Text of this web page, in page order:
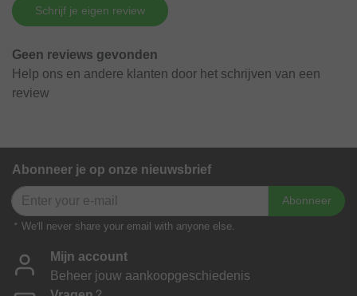
Schrijf je eigen review
Geen reviews gevonden
Help ons en andere klanten door het schrijven van een
review
Abonneer je op onze nieuwsbrief
Abonneer
* We'll never share your email with anyone else.
Mijn account
Beheer jouw aankoopgeschiedenis